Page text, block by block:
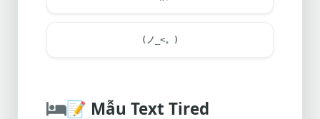
(ノ_<。)
📝 Mẫu Text Tired